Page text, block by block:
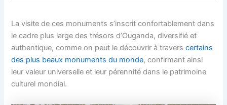
La visite de ces monuments s’inscrit confortablement dans
le cadre plus large des trésors d’Ouganda, diversifié et
authentique, comme on peut le découvrir à traverscertains
des plus beaux monuments du monde, confirmant ainsi
leur valeur universelle et leur pérennité dans le patrimoine
culturel mondial.